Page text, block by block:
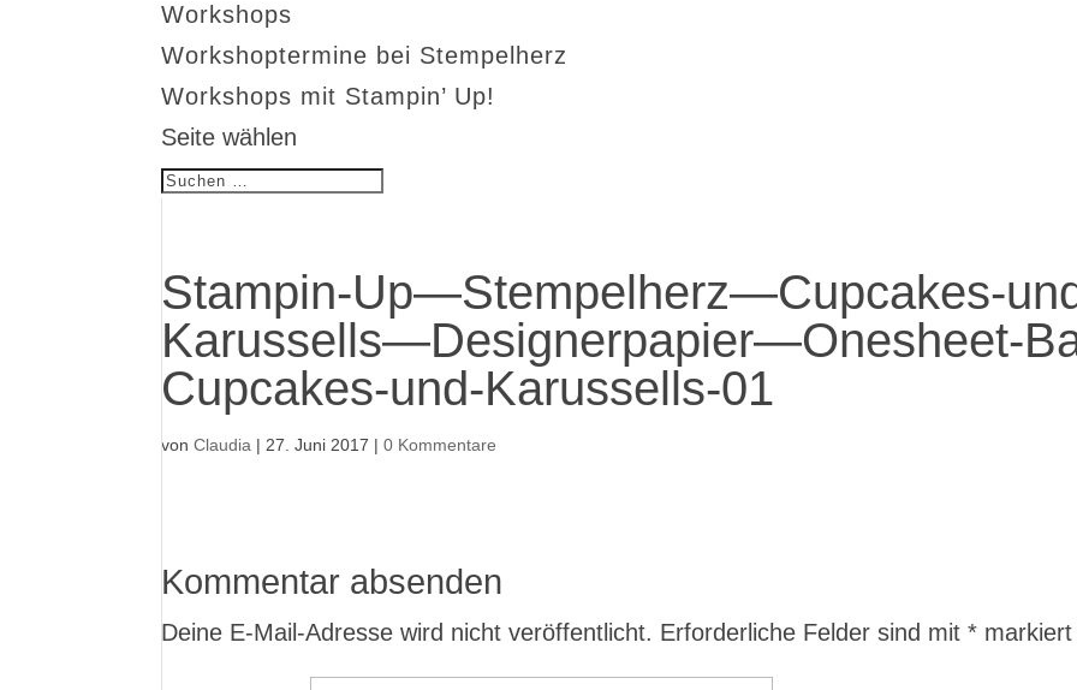
Workshops
Workshoptermine bei Stempelherz
Workshops mit Stampin’ Up!
Seite wählen
Stampin-Up—Stempelherz—Cupcakes-
Karussells—Designerpapier—Onesheet-
Cupcakes-und-Karussells-01
vonClaudia | 27. Juni 2017 |0 Kommentare
Kommentar absenden
Deine E-Mail-Adresse wird nicht veröffentlicht. Erforderliche Felder sind mit* markiert